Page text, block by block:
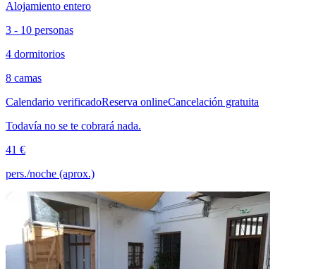
Alojamiento entero
3 - 10 personas
4 dormitorios
8 camas
Calendario verificadoReserva onlineCancelación gratuita
Todavía no se te cobrará nada.
41 €
pers./noche (aprox.)